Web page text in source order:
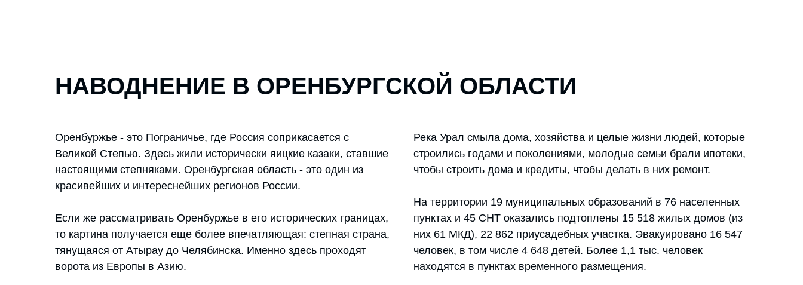
НАВОДНЕНИЕ В ОРЕНБУРГСКОЙ ОБЛАСТИ
Оренбуржье - это Пограничье, где Россия соприкасается с
Великой Степью. Здесь жили исторически яицкие казаки, ставшие
настоящими степняками. Оренбургская область - это один из
красивейших и интереснейших регионов России.
Если же рассматривать Оренбуржье в его исторических границах,
то картина получается еще более впечатляющая: степная страна,
тянущаяся от Атырау до Челябинска. Именно здесь проходят
ворота из Европы в Азию.
Река Урал смыла дома, хозяйства и целые жизни людей, которые
строились годами и поколениями, молодые семьи брали ипотеки,
чтобы строить дома и кредиты, чтобы делать в них ремонт.
На территории 19 муниципальных образований в 76 населенных
пунктах и 45 СНТ оказались подтоплены 15 518 жилых домов (из
них 61 МКД), 22 862 приусадебных участка. Эвакуировано 16 547
человек, в том числе 4 648 детей. Более 1,1 тыс. человек
находятся в пунктах временного размещения.